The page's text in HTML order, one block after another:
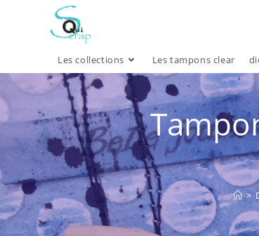
Les collections Les tampons clear
>